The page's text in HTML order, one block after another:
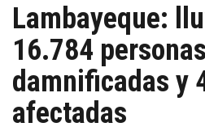
Lambayeque:
16.784 personas
damnificadas y
afectadas